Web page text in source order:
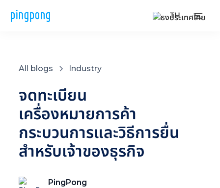
TH
All blogs Industry
จดทะเบียน
เครื่องหมายการค้า
กระบวนการและวิธีการยื่น
สำหรับเจ้าของธุรกิจ
PingPong